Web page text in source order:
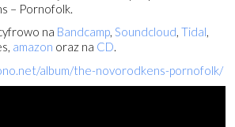
– Pornofolk.
na Bandcamp, Soundcloud, Tidal,
amazon oraz na CD.
album/the-novorodkens-pornofolk/